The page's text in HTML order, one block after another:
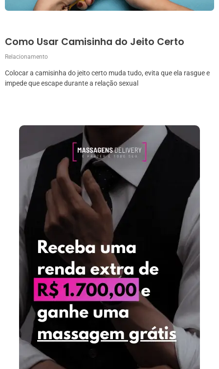
Como Usar Camisinha do Jeito Certo
Relacionamento
Colocar a camisinha do jeito certo muda tudo, evita que ela rasgue e
impede que escape durante a relação sexual